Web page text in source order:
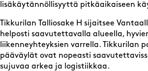
lisäkäytännöllisyyttä pitkäaikaiseen
Tikkurilan Talliosake H sijaitsee
helposti saavutettavalla alueella,
liikenneyhteyksien varrella. Tikkurilan
pääväylät ovat nopeasti
sujuvaa arkea ja logistiikkaa.